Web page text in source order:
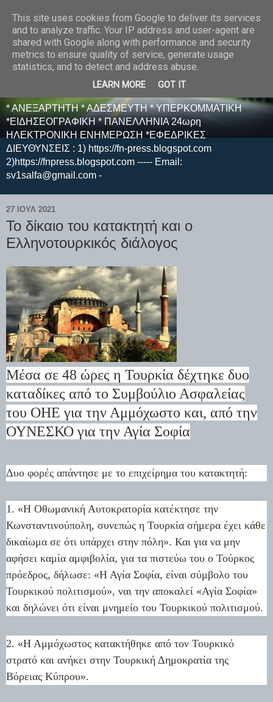
E F E N P R E S S -
ΗΛΕΚΤΡΟΝΙΚΗ
ΕΦΗΜΕΡΙΔΑ
* ΑΝΕΞΑΡΤΗΤΗ * ΑΔΕΣΜΕΥΤΗ * ΥΠΕΡΚΟΜΜΑΤΙΚΗ
*ΕΙΔΗΣΕΟΓΡΑΦΙΚΗ * ΠΑΝΕΛΛΗΝΙΑ 24ωρη
ΗΛΕΚΤΡΟΝΙΚΗ ΕΝΗΜΕΡΩΣΗ *ΕΦΕΔΡΙΚΕΣ
ΔΙΕΥΘΥΝΣΕΙΣ : 1) https://fn-press.blogspot.com
2)https://fnpress.blogspot.com ----- Email:
sv1salfa@gmail.com -
27 ΙΟΥΛ 2021
Το δίκαιο του κατακτητή και ο
Ελληνοτουρκικός διάλογος
Μέσα σε 48 ώρες η Τουρκία δέχτηκε δυο
καταδίκες από το Συμβούλιο Ασφαλείας
του ΟΗΕ για την Αμμόχωστο και, από την
ΟΥΝΕΣΚΟ για την Αγία Σοφία
Δυο φορές απάντησε με το επιχείρημα του κατακτητή:
1. «Η Οθωμανική Αυτοκρατορία κατέκτησε την
Κωνσταντινούπολη, συνεπώς η Τουρκία σήμερα έχει κάθε
δικαίωμα σε ότι υπάρχει στην πόλη». Και για να μην
αφήσει καμία αμφιβολία, για τα πιστεύω του o Τούρκος
πρόεδρος, δήλωσε: «Η Αγία Σοφία, είναι σύμβολο του
Τουρκικού πολιτισμού», ναι την αποκαλεί «Αγία Σοφία»
και δηλώνει ότι είναι μνημείο του Τουρκικού πολιτισμού.
2. «Η Αμμόχωστος κατακτήθηκε από τον Τουρκικό
στρατό και ανήκει στην Τουρκική Δημοκρατία της
Βόρειας Κύπρου».
This site uses cookies from Google to deliver its services
and to analyze traffic. Your IP address and user-agent are
shared with Google along with performance and security
metrics to ensure quality of service, generate usage
statistics, and to detect and address abuse.
LEARN MORE GOT IT